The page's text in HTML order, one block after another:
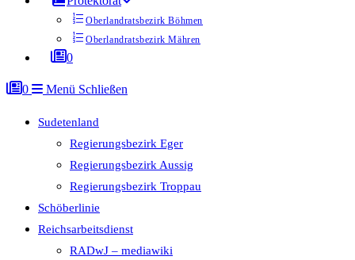
Oberlandratsbezirk Böhmen
Oberlandratsbezirk Mähren
0
0 Menü Schließen
Sudetenland
Regierungsbezirk Eger
Regierungsbezirk Aussig
Regierungsbezirk Troppau
Schöberlinie
Reichsarbeitsdienst
RADwJ – mediawiki